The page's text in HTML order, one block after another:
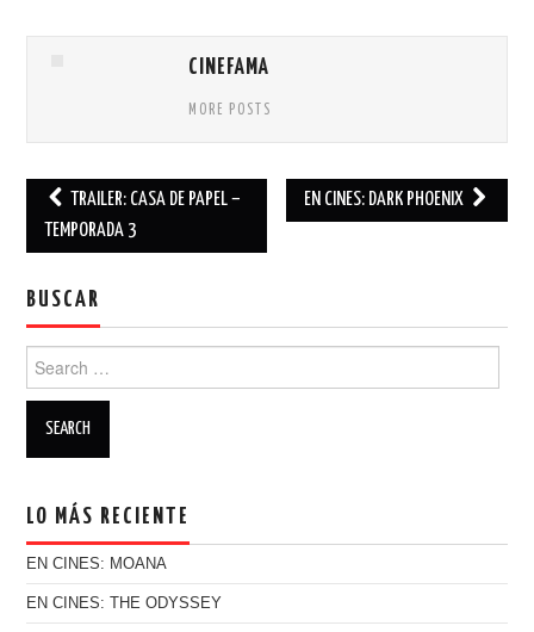
CINEFAMA
MORE POSTS
Post navigation
TRAILER: CASA DE PAPEL –
TEMPORADA 3
EN CINES: DARK PHOENIX
BUSCAR
Search for:
LO MÁS RECIENTE
EN CINES: MOANA
EN CINES: THE ODYSSEY